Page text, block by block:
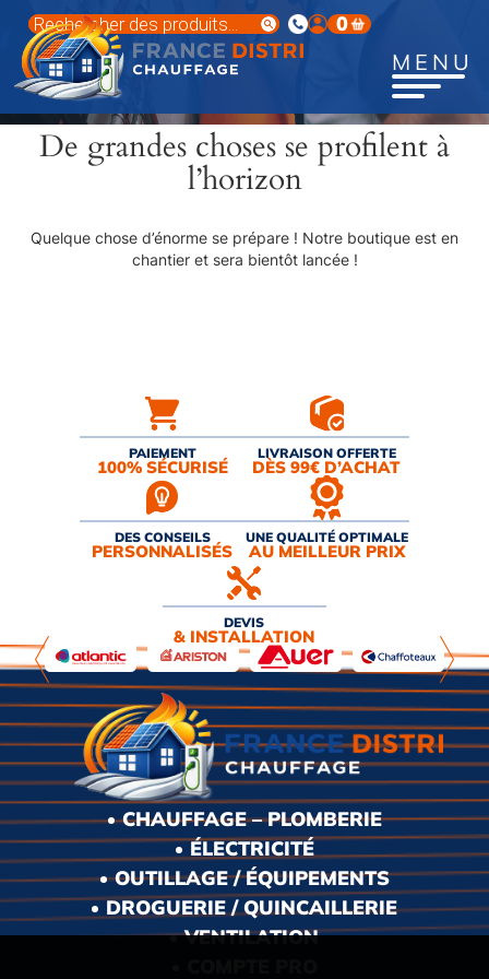
contenu
principal
Recherche
de
produits
0
MENU
De grandes choses se profilent à
l’horizon
Quelque chose d’énorme se prépare ! Notre boutique est en
chantier et sera bientôt lancée !
PAIEMENT
100% SÉCURISÉ
LIVRAISON OFFERTE
DÈS 99€ D’ACHAT
DES CONSEILS
PERSONNALISÉS
UNE QUALITÉ OPTIMALE
AU MEILLEUR PRIX
DEVIS
& INSTALLATION
CHAUFFAGE – PLOMBERIE
ÉLECTRICITÉ
OUTILLAGE / ÉQUIPEMENTS
DROGUERIE / QUINCAILLERIE
VENTILATION